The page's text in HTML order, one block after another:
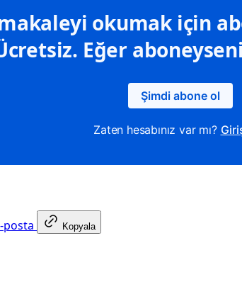
okumak için
Eğer
Şimdi abone ol
Zaten hesabınız var mı?
posta Kopyala